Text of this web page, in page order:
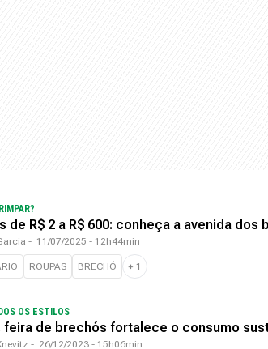
de R$ 2 a R$ 600: conheça a avenida
- 11/07/2025 - 12h44min
ROUPAS BRECHÓ + 1
OS ESTILOS
feira de brechós fortalece o consumo
- 26/12/2023 - 15h06min